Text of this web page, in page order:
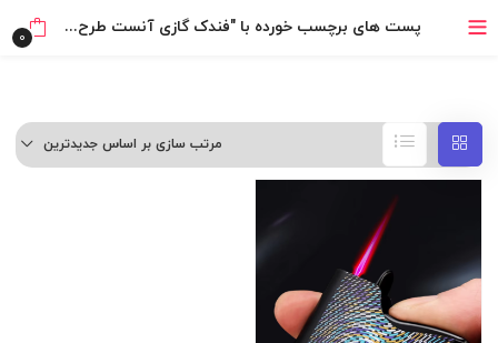
خرید قسطی با ترب‌پی پست های برچسب خورده با "فندک گازی آنست طرح رانسون" 0
مرتب سازی بر اساس جدیدترین